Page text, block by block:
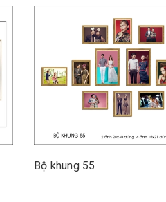
Bộ khung 55